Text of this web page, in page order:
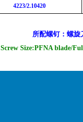
4223/2.10420
所配螺钉： 螺旋
Screw Size:PFNA blade/